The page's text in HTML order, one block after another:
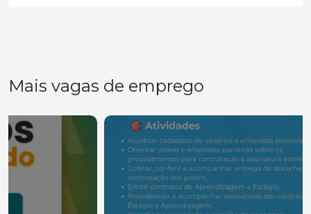
Mais vagas de emprego